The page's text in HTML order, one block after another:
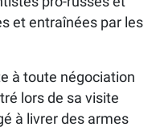
et entraînées par les
à toute négociation
lors de sa visite
à livrer des armes